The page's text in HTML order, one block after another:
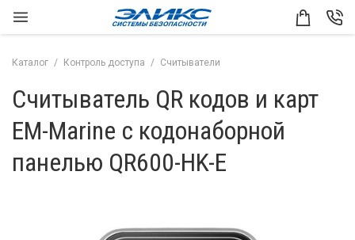
Каталог Контроль доступа Считыватели
Считыватель QR кодов и карт
EM-Marine с кодонаборной
панелью QR600-HK-E